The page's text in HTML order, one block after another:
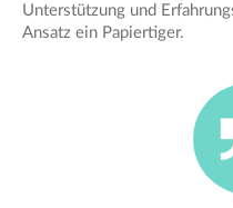
Unterstützung und
Ansatz ein Papiertiger.